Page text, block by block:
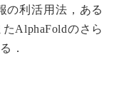
の利活用法，ある
AlphaFoldのさら
．